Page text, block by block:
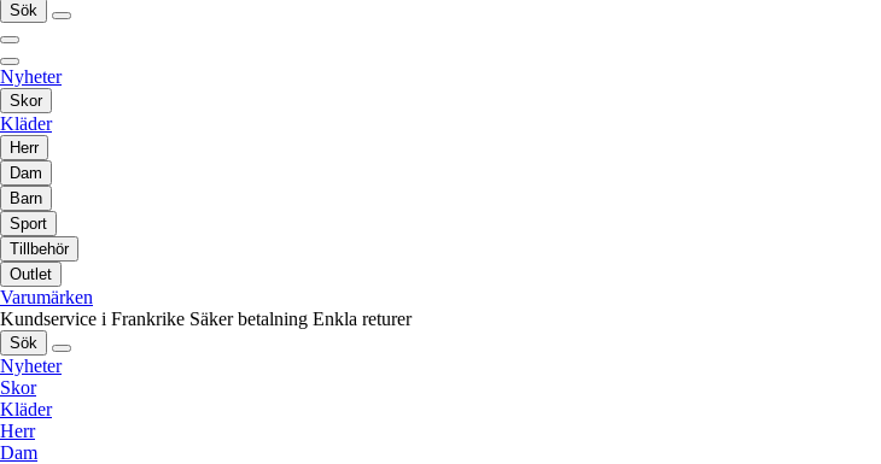
Sök
Nyheter
Skor
Kläder
Herr
Dam
Barn
Sport
Tillbehör
Outlet
Varumärken
Kundservice i Frankrike Säker betalning Enkla returer
Sök
Nyheter
Skor
Kläder
Herr
Dam